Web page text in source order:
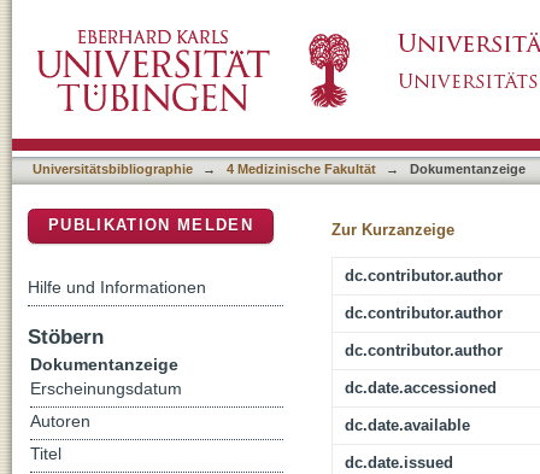
Universitätsbibliographie → 4 Medizinische Fakultät → Dokumentanzeige
Zur Kurzanzeige
dc.contributor.author
dc.contributor.author
dc.contributor.author
dc.date.accessioned
dc.date.available
dc.date.issued
PUBLIKATION MELDEN
Hilfe und Informationen
Stöbern
Dokumentanzeige
Erscheinungsdatum
Autoren
Titel